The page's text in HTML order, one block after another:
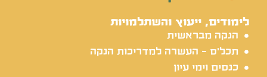
לימודים, ייעוץ והשתלמויות
הנקה מבראשית
תכל'ס - העשרה למדריכות הנקה
כנסים וימי עיון